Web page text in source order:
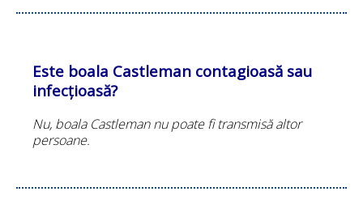
Este boala Castleman contagioasă sau
infecțioasă?
Nu, boala Castleman nu poate fi transmisă altor
persoane.